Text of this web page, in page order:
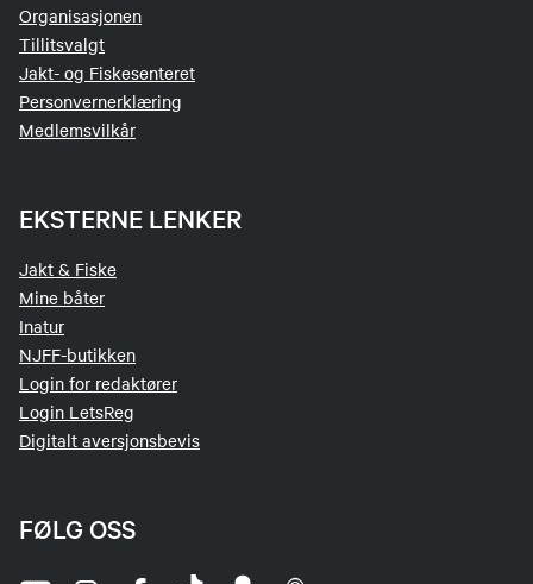
Organisasjonen
Tillitsvalgt
Jakt- og Fiskesenteret
Personvernerklæring
Medlemsvilkår
EKSTERNE LENKER
Jakt & Fiske
Mine båter
Inatur
NJFF-butikken
Login for redaktører
Login LetsReg
Digitalt aversjonsbevis
FØLG OSS